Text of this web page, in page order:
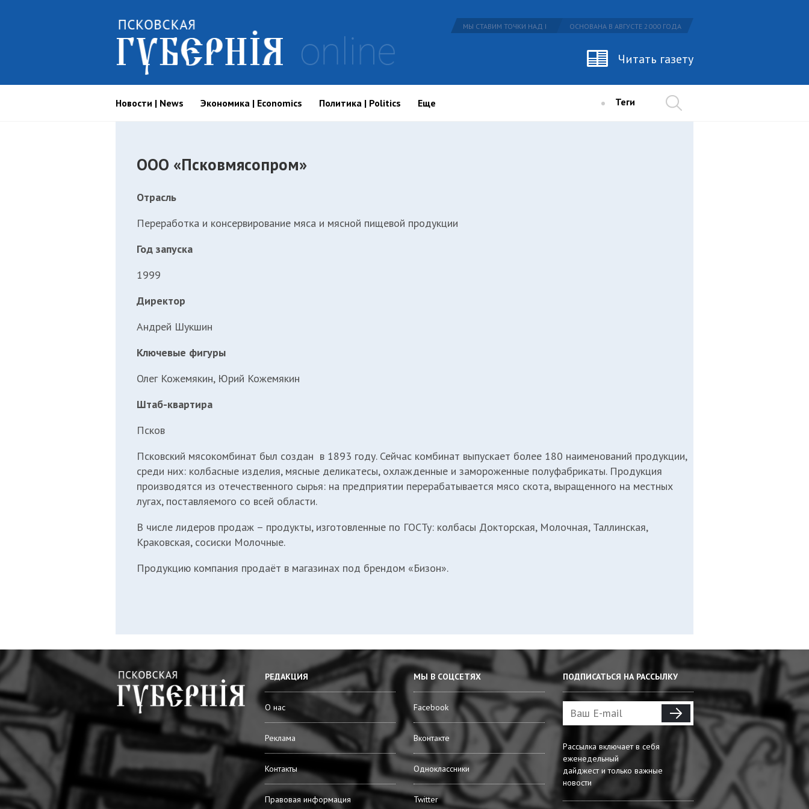
МЫ СТАВИМ ТОЧКИ НАД I ОСНОВАНА В АВГУСТЕ 2000 ГОДА
Читать газету
Новости | News Экономика | Economics Политика | Politics Еще Теги
ООО «Псковмясопром»
Отрасль
Переработка и консервирование мяса и мясной пищевой продукции
Год запуска
1999
Директор
Андрей Шукшин
Ключевые фигуры
Олег Кожемякин, Юрий Кожемякин
Штаб-квартира
Псков
Псковский мясокомбинат был создан в 1893 году. Сейчас комбинат выпускает более 180 наименований продукции,
среди них: колбасные изделия, мясные деликатесы, охлажденные и замороженные полуфабрикаты. Продукция
производятся из отечественного сырья: на предприятии перерабатывается мясо скота, выращенного на местных
лугах, поставляемого со всей области.
В числе лидеров продаж – продукты, изготовленные по ГОСТу: колбасы Докторская, Молочная, Таллинская,
Краковская, сосиски Молочные.
Продукцию компания продаёт в магазинах под брендом «Бизон».
РЕДАКЦИЯ
О нас
Реклама
Контакты
Правовая информация
МЫ В СОЦСЕТЯХ
Facebook
Вконтакте
Одноклассники
Twitter
ПОДПИСАТЬСЯ НА РАССЫЛКУ
Рассылка включает в себя
еженедельный
дайджест и только важные
новости